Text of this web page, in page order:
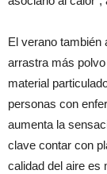
El verano también
arrastra más
material
personas con
aumenta la
clave contar con
calidad del aire es